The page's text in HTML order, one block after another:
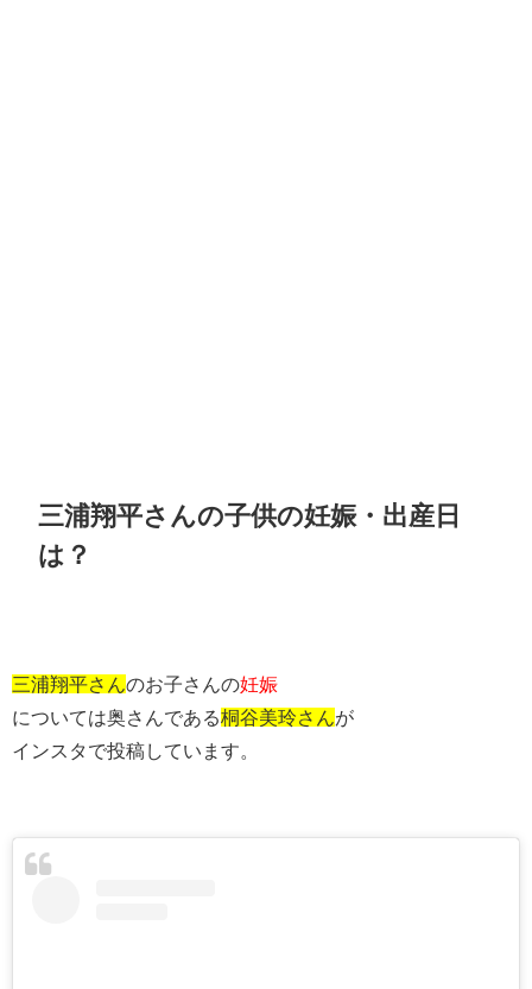
三浦翔平さんの子供の妊娠・出産日
は？
三浦翔平さん のお子さんの妊娠
については奥さんである桐谷美玲さん が
インスタで投稿しています。